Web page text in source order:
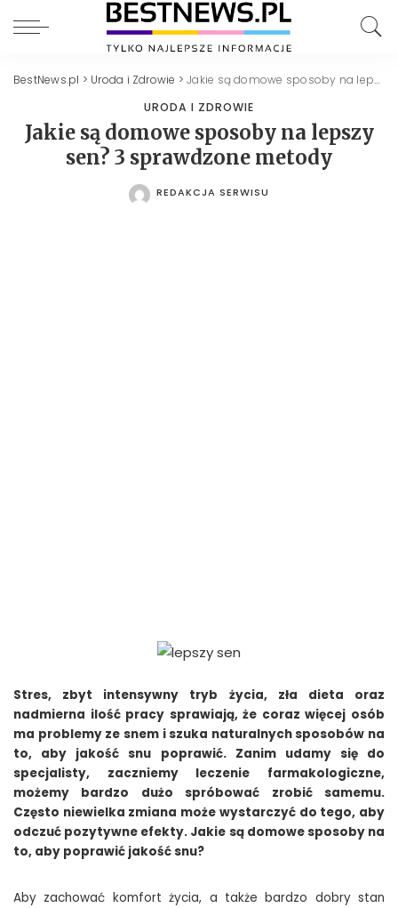
BestNews.pl > Uroda i Zdrowie >Jakie są domowe sposoby na lepszy sen? 3 sprawdzone metody
URODA I ZDROWIE
Jakie są domowe sposoby na lepszy
sen? 3 sprawdzone metody
POSTED
REDAKCJA SERWISU
Stres, zbyt intensywny tryb życia, zła dieta oraz
nadmierna ilość pracy sprawiają, że coraz więcej osób
ma problemy ze snem i szuka naturalnych sposobów na
to, aby jakość snu poprawić. Zanim udamy się do
specjalisty, zaczniemy leczenie farmakologiczne,
możemy bardzo dużo spróbować zrobić samemu.
Często niewielka zmiana może wystarczyć do tego, aby
odczuć pozytywne efekty. Jakie są domowe sposoby na
to, aby poprawić jakość snu?
Aby zachować komfort życia, a także bardzo dobry stan